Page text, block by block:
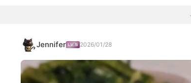
Jennifer 2026/01/28